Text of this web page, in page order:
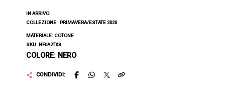
IN ARRIVO
COLLEZIONE: PRIMAVERA/ESTATE 2020
MATERIALE: COTONE
SKU: NF0A2TX3
COLORE: NERO
CONDIVIDI: